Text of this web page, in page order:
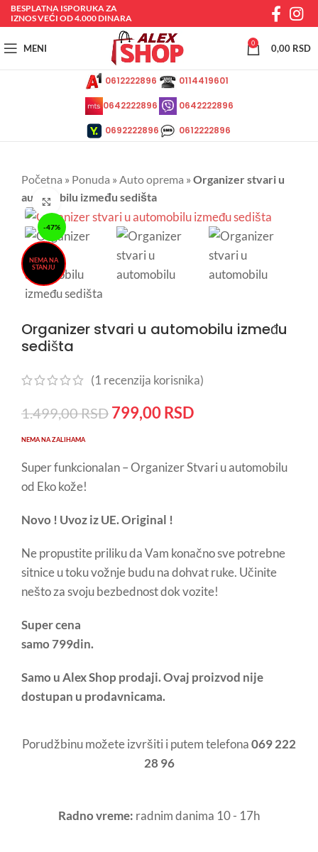
BESPLATNA ISPORUKA ZA
IZNOS VEĆI OD 4.000 DINARA
MENI 0 0,00 RSD
0612222896
0642222896
0692222896
0114419601
0642222896
0612222896
Početna » Ponuda » Auto oprema » Organizer stvari u
automobilu između sedišta
-47%
NEMA NA
STANJU
Kliknite da uvećate
Organizer stvari u automobilu između
sedišta
(1 recenzija korisnika)
1.499,00RSD 799,00RSD
NEMA NA ZALIHAMA
Super funkcionalan – Organizer Stvari u automobilu
od Eko kože!
Novo ! Uvoz iz UE. Original !
Ne propustite priliku da Vam konačno sve potrebne
sitnice u toku vožnje budu na dohvat ruke. Učinite
nešto za svoju bezbednost dok vozite!
Super cena
samo 799din.
Samo u Alex Shop prodaji. Ovaj proizvod nije
dostupan u prodavnicama.
Porudžbinu možete izvršiti i putem telefona069 222
28 96
Radno vreme: radnim danima 10 - 17h